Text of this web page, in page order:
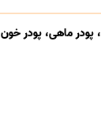
پودر ماهی، پودر خون